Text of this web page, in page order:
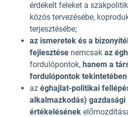
érdekelt feleket a
közös tervezésébe,
terjesztésébe;
az ismeretek és a
fejlesztése nemcsak az
fordulópontok, hanem a
fordulópontok tekintetében
az éghajlat-politikai
alkalmazkodás) gazdasági
értékelésének